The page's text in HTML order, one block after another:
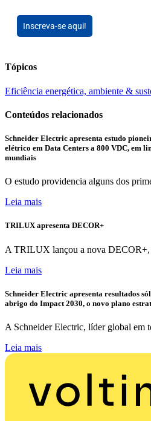
Inscreva-se aqui!
Tópicos
Eficiência energética, ambiente &
Conteúdos relacionados
Schneider Electric apresenta estudo
elétrico em Data Centers a 800 VDC, em
mundiais
O estudo providencia alguns dos
Leia mais
TRILUX apresenta DECOR+
A TRILUX lançou a nova DECOR+,
Leia mais
Schneider Electric apresenta resultados
abrigo do Impact 2030, o novo plano
A Schneider Electric, líder global em
Leia mais